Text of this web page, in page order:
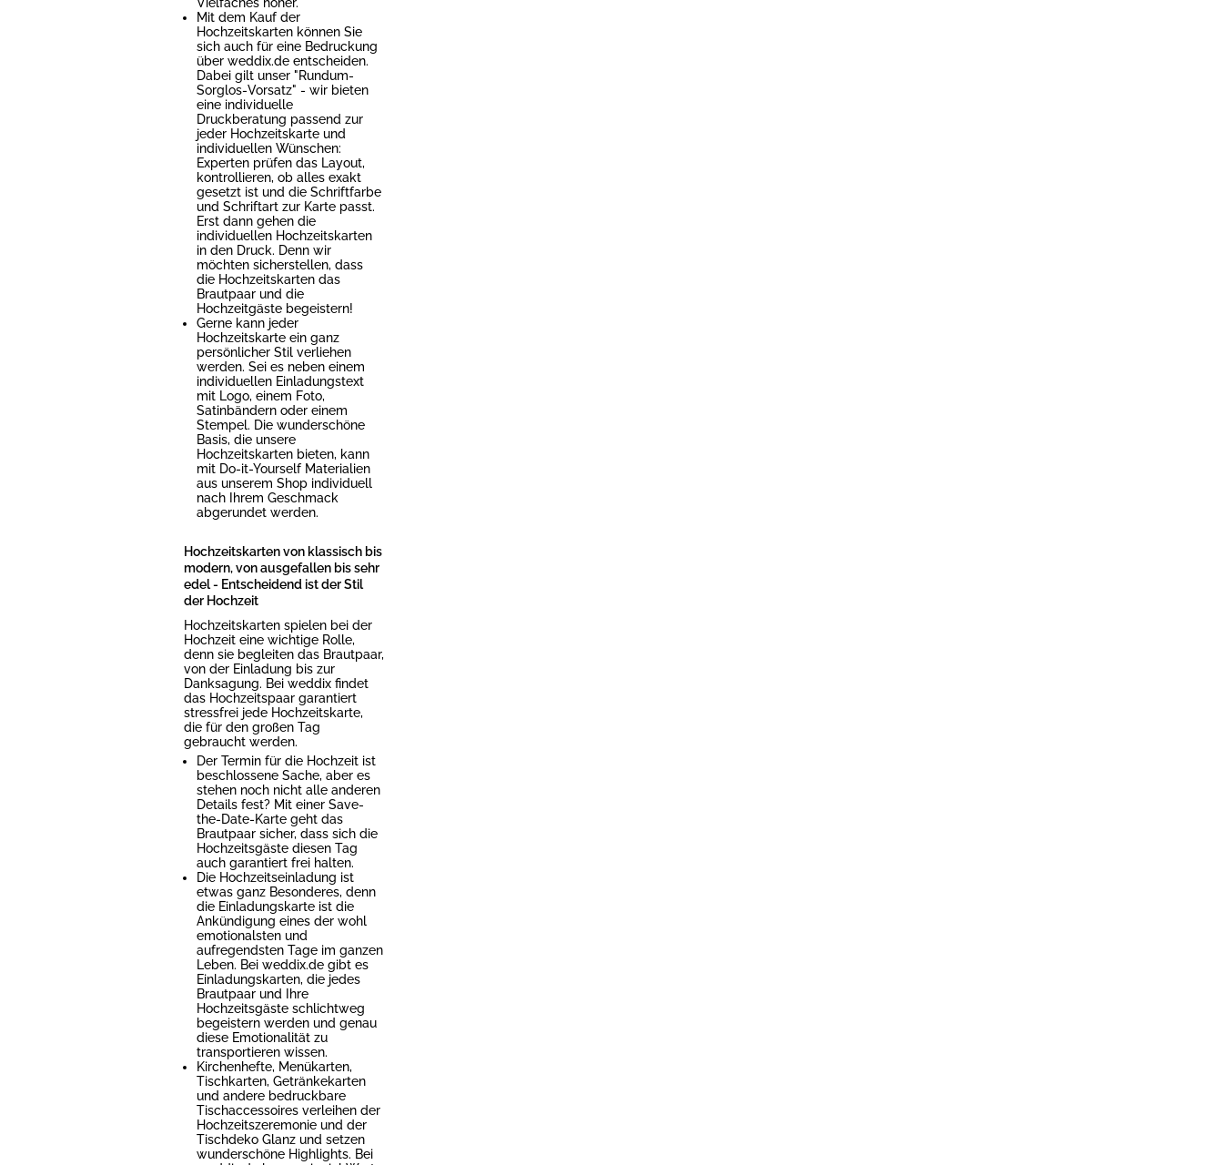
Mit dem Kauf der
Hochzeitskarten können Sie
sich auch für eine Bedruckung
über weddix.de entscheiden.
Dabei gilt unser "Rundum-
Sorglos-Vorsatz" - wir bieten
eine individuelle
Druckberatung passend zur
jeder Hochzeitskarte und
individuellen Wünschen:
Experten prüfen das Layout,
kontrollieren, ob alles exakt
gesetzt ist und die Schriftfarbe
und Schriftart zur Karte passt.
Erst dann gehen die
individuellen Hochzeitskarten
in den Druck. Denn wir
möchten sicherstellen, dass
die Hochzeitskarten das
Brautpaar und die
Hochzeitgäste begeistern!
Gerne kann jeder
Hochzeitskarte ein ganz
persönlicher Stil verliehen
werden. Sei es neben einem
individuellen Einladungstext
mit Logo, einem Foto,
Satinbändern oder einem
Stempel. Die wunderschöne
Basis, die unsere
Hochzeitskarten bieten, kann
mit Do-it-Yourself Materialien
aus unserem Shop individuell
nach Ihrem Geschmack
abgerundet werden.
Hochzeitskarten von klassisch bis
modern, von ausgefallen bis sehr
edel - Entscheidend ist der Stil
der Hochzeit
Hochzeitskarten spielen bei der
Hochzeit eine wichtige Rolle,
denn sie begleiten das Brautpaar,
von der Einladung bis zur
Danksagung. Bei weddix findet
das Hochzeitspaar garantiert
stressfrei jede Hochzeitskarte,
die für den großen Tag
gebraucht werden.
Der Termin für die Hochzeit ist
beschlossene Sache, aber es
stehen noch nicht alle anderen
Details fest? Mit einer Save-
the-Date-Karte geht das
Brautpaar sicher, dass sich die
Hochzeitsgäste diesen Tag
auch garantiert frei halten.
Die Hochzeitseinladung ist
etwas ganz Besonderes, denn
die Einladungskarte ist die
Ankündigung eines der wohl
emotionalsten und
aufregendsten Tage im ganzen
Leben. Bei weddix.de gibt es
Einladungskarten, die jedes
Brautpaar und Ihre
Hochzeitsgäste schlichtweg
begeistern werden und genau
diese Emotionalität zu
transportieren wissen.
Kirchenhefte, Menükarten,
Tischkarten, Getränkekarten
und andere bedruckbare
Tischaccessoires verleihen der
Hochzeitszeremonie und der
Tischdeko Glanz und setzen
wunderschöne Highlights. Bei